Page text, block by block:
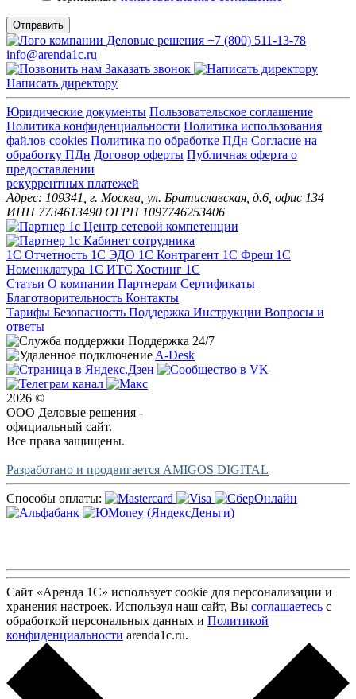
Отправить
+7 (800) 511-13-78
info@arenda1c.ru
Заказать звонок
Написать директору
Юридические документы Пользовательское соглашение
Политика конфиденциальности Политика использования
файлов cookies Политика по обработке ПДн Cогласие на
обработку ПДн Договор оферты Публичная оферта о
предоставлении
рекуррентных платежей
Адрес: 109341, г. Москва, ул. Братиславская, д.6, офис 134
ИНН 7734613490 ОГРН 1097746253406
1С Отчетность 1С ЭДО 1С Контрагент 1С Фреш 1С
Номенклатура 1С ИТС Хостинг 1С
Статьи О компании Партнерам Сертификаты
Благотворительность Контакты
Тарифы Безопасность Поддержка Инструкции Вопросы и
ответы
Поддержка 24/7
A-Desk
2026 ©
ООО Деловые решения -
официальный сайт.
Все права защищены.
Разработано и продвигается AMIGOS DIGITAL
Способы оплаты:
Сайт «Аренда 1С» использует cookie для персонализации и
хранения настроек. Используя наш сайт, Вы соглашаетесь с
обработкой персональных данных и Политикой
конфиденциальности arenda1c.ru.